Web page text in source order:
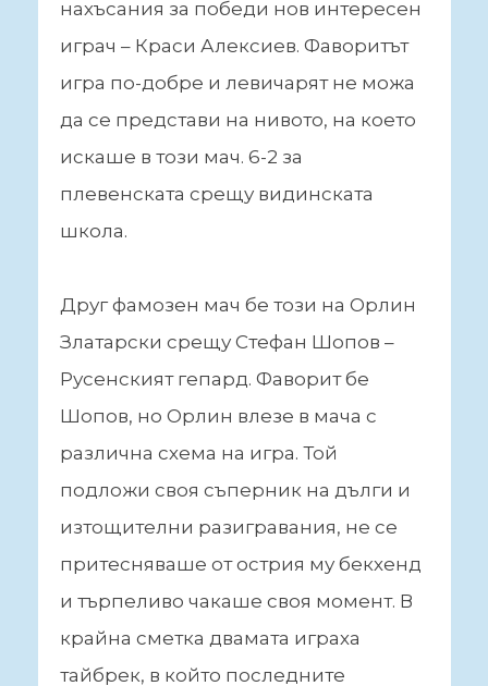
нахъсания за победи нов интересен
играч – Краси Алексиев. Фаворитът
игра по-добре и левичарят не можа
да се представи на нивото, на което
искаше в този мач. 6-2 за
плевенската срещу видинската
школа.
Друг фамозен мач бе този на Орлин
Златарски срещу Стефан Шопов –
Русенският гепард. Фаворит бе
Шопов, но Орлин влезе в мача с
различна схема на игра. Той
подложи своя съперник на дълги и
изтощителни разигравания, не се
притесняваше от острия му бекхенд
и търпеливо чакаше своя момент. В
крайна сметка двамата играха
тайбрек, в който последните